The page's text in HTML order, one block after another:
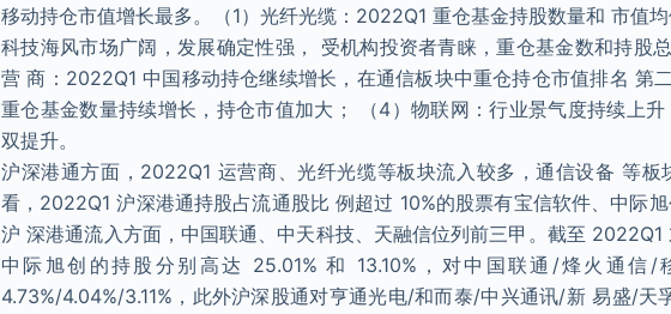
移动持仓市值增长最多。（1）光纤光缆：2022Q1 重仓基金持股数量和 市值
科技海风市场广阔，发展确定性强， 受机构投资者青睐，重仓基金数和持股
营 商：2022Q1 中国移动持仓继续增长，在通信板块中重仓持仓市值排名 第
重仓基金数量持续增长，持仓市值加大； （4）物联网：行业景气度持续上
双提升。
沪深港通方面，2022Q1 运营商、光纤光缆等板块流入较多，通信设备 等板
看，2022Q1 沪深港通持股占流通股比 例超过 10%的股票有宝信软件、中际
沪 深港通流入方面，中国联通、中天科技、天融信位列前三甲。截至 2022Q1
中际旭创的持股分别高达 25.01% 和 13.10%，对中国联通/烽火通信/
4.73%/4.04%/3.11%，此外沪深股通对亨通光电/和而泰/中兴通讯/新 易盛/天